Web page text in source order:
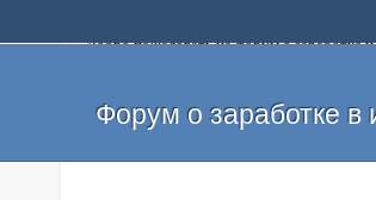
Добро пожаловать на форум о заработке
и оставлять свои отзывы. Если вы
легкие деньги без вложений и
Форум о заработке в